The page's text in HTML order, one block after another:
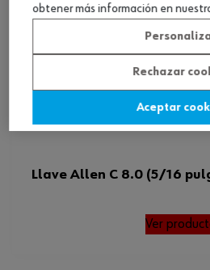
Llave Allen C 8.0 (5/16
Ver
obtener más información en
Rechazar
Aceptar